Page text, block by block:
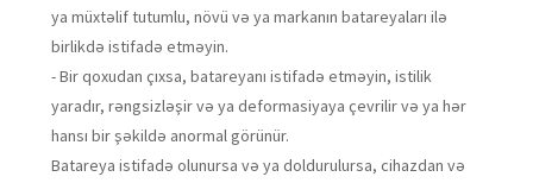
ya müxtəlif tutumlu, növü və ya markanın batareyaları ilə
birlikdə istifadə etməyin.
- Bir qoxudan çıxsa, batareyanı istifadə etməyin, istilik
yaradır, rəngsizləşir və ya deformasiyaya çevrilir və ya hər
hansı bir şəkildə anormal görünür.
Batareya istifadə olunursa və ya doldurulursa, cihazdan və